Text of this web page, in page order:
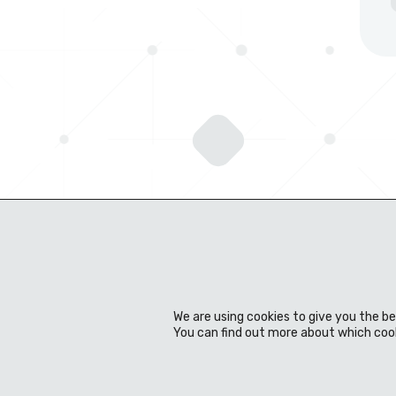
Sobre a empresa Experiência Produtos
We are using cookies to give you the
You can find out more about which